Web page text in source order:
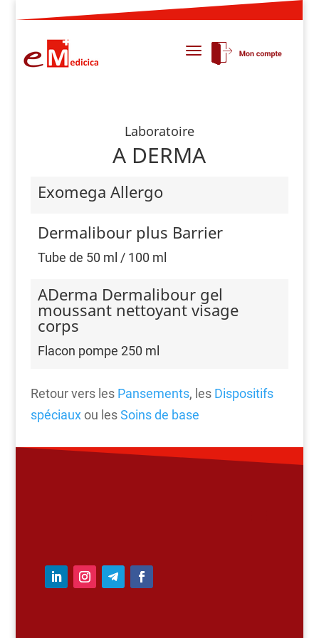
Laboratoire
A DERMA
Exomega Allergo
Dermalibour plus Barrier
Tube de 50 ml / 100 ml
ADerma Dermalibour gel
moussant nettoyant visage
corps
Flacon pompe 250 ml
Retour vers les Pansements, les Dispositifs
spéciauxou lesSoins de base